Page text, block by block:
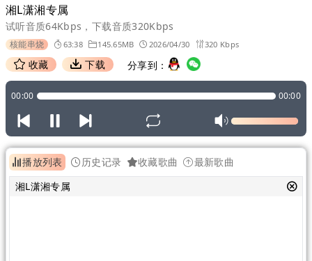
湘L潇湘专属
试听音质64Kbps，下载音质320Kbps
核能串烧 63:38 145.65MB 2026/04/30 320 Kbps
收藏 下载 分享到：
00:00 00:00
播放列表 历史记录 收藏歌曲
最新歌曲
湘L潇湘专属